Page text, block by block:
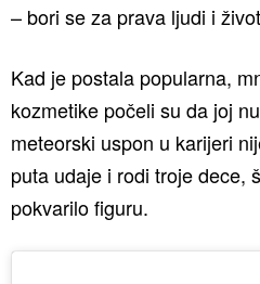
– bori se za prava ljudi i
Kad je postala popularna,
kozmetike počeli su da joj
meteorski uspon u karijeri
puta udaje i rodi troje dece,
pokvarilo figuru.